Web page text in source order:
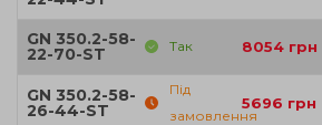
GN 350.2-58-
22-70-ST Так 8054 грн
GN 350.2-58-
26-44-ST
Під
замовлення
5696 грн